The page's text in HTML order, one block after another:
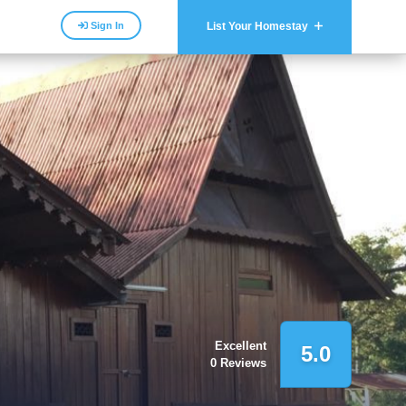
List Your Homestay
Sign In
Excellent
0 Reviews
5.0